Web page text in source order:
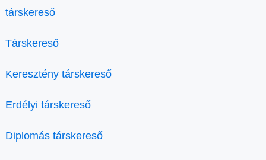
társkereső
Társkereső
Keresztény társkereső
Erdélyi társkereső
Diplomás társkereső